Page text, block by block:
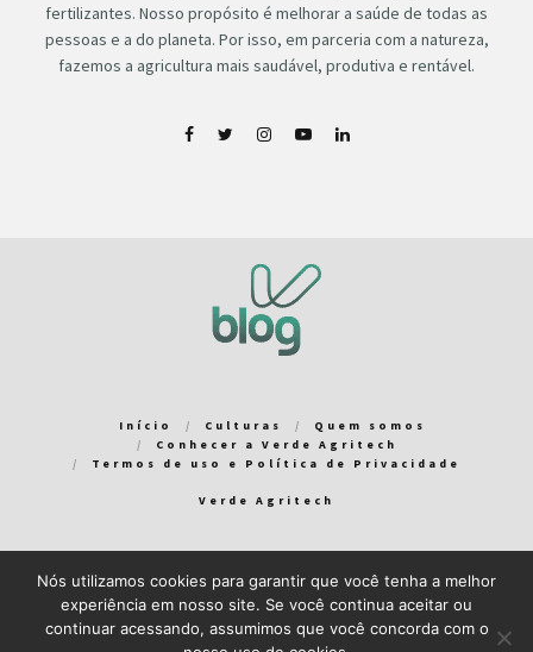
fertilizantes. Nosso propósito é melhorar a saúde de todas as
pessoas e a do planeta. Por isso, em parceria com a natureza,
fazemos a agricultura mais saudável, produtiva e rentável.
Início Culturas
Quem somos
Conhecer a Verde Agritech
Termos de uso e Política de Privacidade
Verde Agritech
Bem-vindo ao Verde Blog! Para que a sua experiência em nosso
blog seja a melhor possível, utilizamos cookies. Você pode
aceitar ou gerenciar seus cookiesaqui.
Nós utilizamos cookies para garantir que você tenha a melhor
experiência em nosso site. Se você continua aceitar ou
continuar acessando, assumimos que você concorda com o